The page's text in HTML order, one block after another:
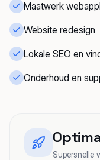
Maatwerk
Website redesign
Lokale SEO en
Onderhoud en
Supersnelle